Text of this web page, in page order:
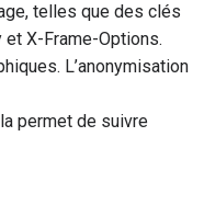
telles que des clés
X-Frame-Options.
L’anonymisation
permet de suivre